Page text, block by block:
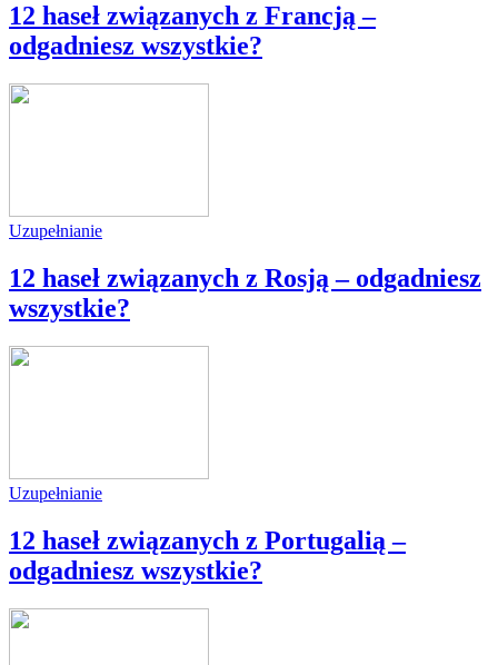
12 haseł związanych z Francją –
odgadniesz wszystkie?
Uzupełnianie
12 haseł związanych z Rosją – odgadniesz
wszystkie?
Uzupełnianie
12 haseł związanych z Portugalią –
odgadniesz wszystkie?